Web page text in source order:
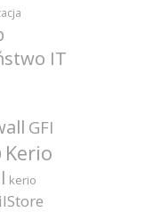
IT
GFI
Kerio
kerio